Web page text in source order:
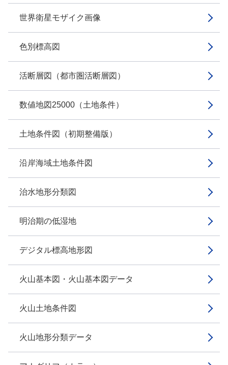
世界衛星モザイク画像
色別標高図
活断層図（都市圏活断層図）
数値地図25000（土地条件）
土地条件図（初期整備版）
沿岸海域土地条件図
治水地形分類図
明治期の低湿地
デジタル標高地形図
火山基本図・火山基本図データ
火山土地条件図
火山地形分類データ